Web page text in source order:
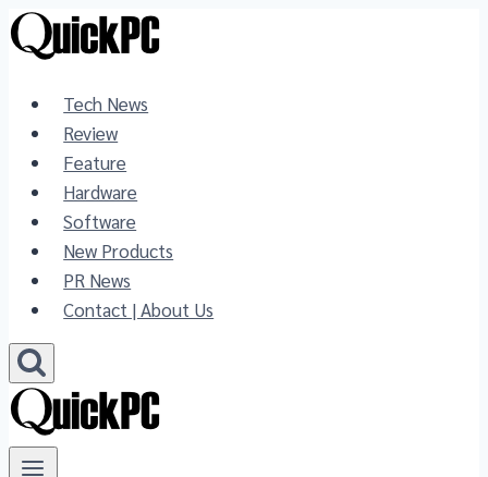
Skip
to
Tech News
Review
Feature
Hardware
Software
New Products
PR News
Contact | About Us